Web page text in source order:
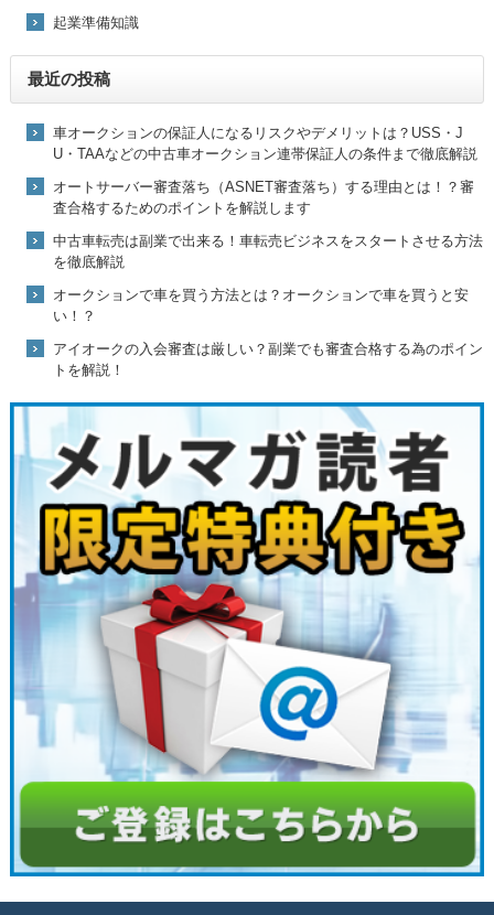
起業準備知識
最近の投稿
車オークションの保証人になるリスクやデメリットは？USS・J
U・TAAなどの中古車オークション連帯保証人の条件まで徹底解説
オートサーバー審査落ち（ASNET審査落ち）する理由とは！？審
査合格するためのポイントを解説します
中古車転売は副業で出来る！車転売ビジネスをスタートさせる方法
を徹底解説
オークションで車を買う方法とは？オークションで車を買うと安
い！？
アイオークの入会審査は厳しい？副業でも審査合格する為のポイン
トを解説！